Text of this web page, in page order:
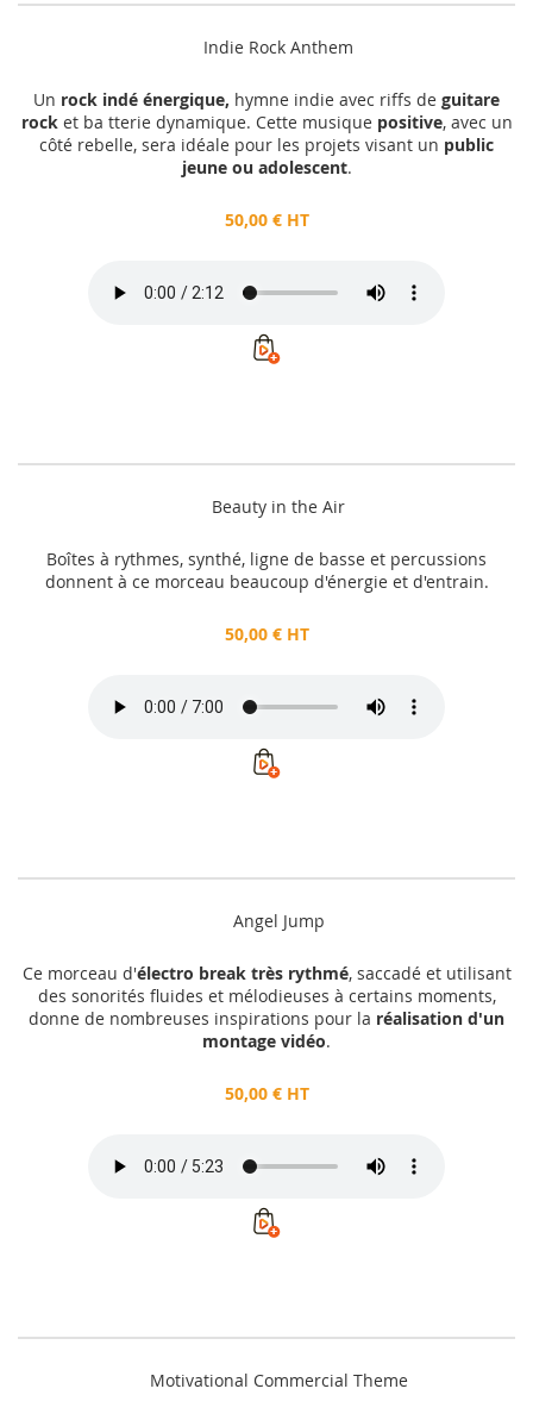
Indie Rock Anthem
Un rock indé énergique, hymne indie avec riffs de guitare
rocket ba tterie dynamique. Cette musique positive, avec un
côté rebelle, sera idéale pour les projets visant un public
jeune ou adolescent.
50,00 € HT
Beauty in the Air
Boîtes à rythmes, synthé, ligne de basse et percussions
donnent à ce morceau beaucoup d'énergie et d'entrain.
50,00 € HT
Angel Jump
Ce morceau d'électro break très rythmé, saccadé et utilisant
des sonorités fluides et mélodieuses à certains moments,
donne de nombreuses inspirations pour la réalisation d'un
montage vidéo.
50,00 € HT
Motivational Commercial Theme